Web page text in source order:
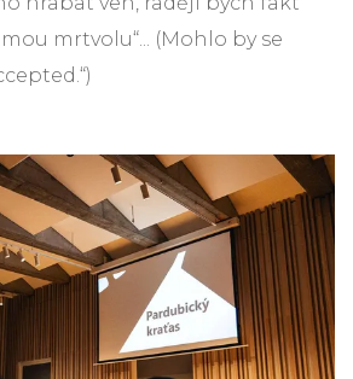
mrtvolu“... (Mohlo by se